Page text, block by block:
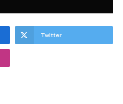
Twitter